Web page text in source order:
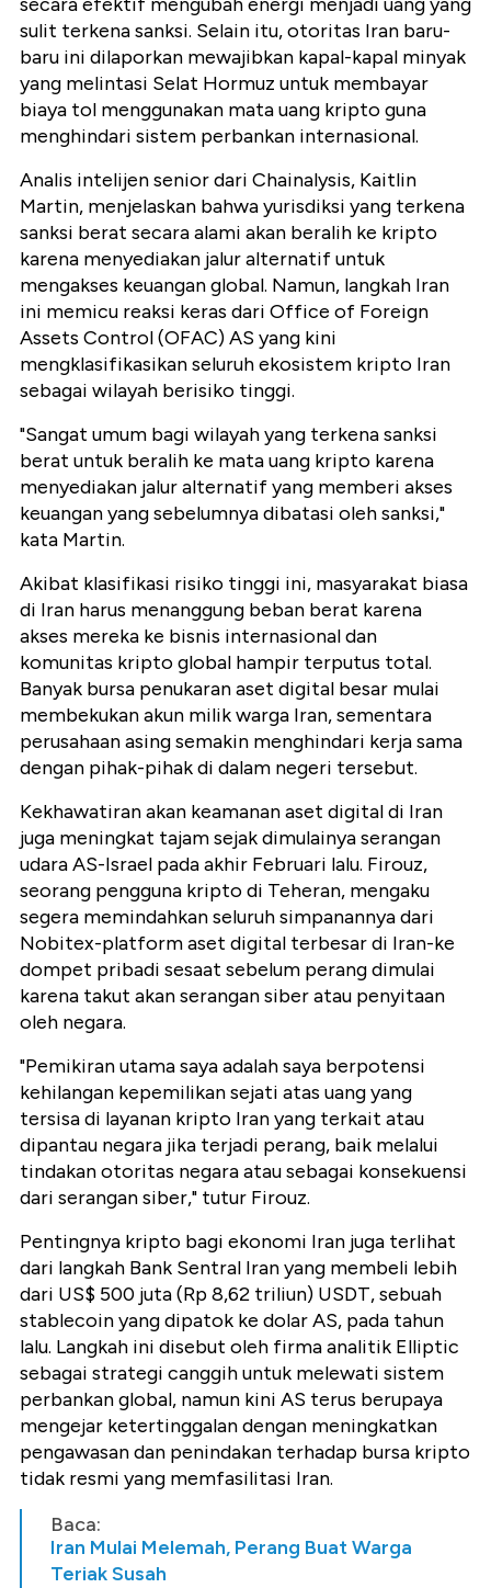
sulit terkena sanksi. Selain itu, otoritas Iran baru-
baru ini dilaporkan mewajibkan kapal-kapal minyak
yang melintasi Selat Hormuz untuk membayar
biaya tol menggunakan mata uang kripto guna
menghindari sistem perbankan internasional.
Analis intelijen senior dari Chainalysis, Kaitlin
Martin, menjelaskan bahwa yurisdiksi yang terkena
sanksi berat secara alami akan beralih ke kripto
karena menyediakan jalur alternatif untuk
mengakses keuangan global. Namun, langkah Iran
ini memicu reaksi keras dari Office of Foreign
Assets Control (OFAC) AS yang kini
mengklasifikasikan seluruh ekosistem kripto Iran
sebagai wilayah berisiko tinggi.
"Sangat umum bagi wilayah yang terkena sanksi
berat untuk beralih ke mata uang kripto karena
menyediakan jalur alternatif yang memberi akses
keuangan yang sebelumnya dibatasi oleh sanksi,"
kata Martin.
Akibat klasifikasi risiko tinggi ini, masyarakat biasa
di Iran harus menanggung beban berat karena
akses mereka ke bisnis internasional dan
komunitas kripto global hampir terputus total.
Banyak bursa penukaran aset digital besar mulai
membekukan akun milik warga Iran, sementara
perusahaan asing semakin menghindari kerja sama
dengan pihak-pihak di dalam negeri tersebut.
Kekhawatiran akan keamanan aset digital di Iran
juga meningkat tajam sejak dimulainya serangan
udara AS-Israel pada akhir Februari lalu. Firouz,
seorang pengguna kripto di Teheran, mengaku
segera memindahkan seluruh simpanannya dari
Nobitex-platform aset digital terbesar di Iran-ke
dompet pribadi sesaat sebelum perang dimulai
karena takut akan serangan siber atau penyitaan
oleh negara.
"Pemikiran utama saya adalah saya berpotensi
kehilangan kepemilikan sejati atas uang yang
tersisa di layanan kripto Iran yang terkait atau
dipantau negara jika terjadi perang, baik melalui
tindakan otoritas negara atau sebagai konsekuensi
dari serangan siber," tutur Firouz.
Pentingnya kripto bagi ekonomi Iran juga terlihat
dari langkah Bank Sentral Iran yang membeli lebih
dari US$ 500 juta (Rp 8,62 triliun) USDT, sebuah
stablecoin yang dipatok ke dolar AS, pada tahun
lalu. Langkah ini disebut oleh firma analitik Elliptic
sebagai strategi canggih untuk melewati sistem
perbankan global, namun kini AS terus berupaya
mengejar ketertinggalan dengan meningkatkan
pengawasan dan penindakan terhadap bursa kripto
tidak resmi yang memfasilitasi Iran.
Baca:
Iran Mulai Melemah, Perang Buat Warga
Teriak Susah